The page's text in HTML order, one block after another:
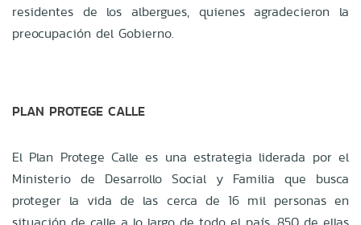
residentes de los albergues, quienes agradecieron la
preocupación del Gobierno.
PLAN PROTEGE CALLE
El Plan Protege Calle es una estrategia liderada por el
Ministerio de Desarrollo Social y Familia que busca
proteger la vida de las cerca de 16 mil personas en